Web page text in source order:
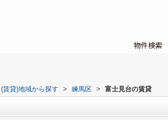
物件検索
(賃貸)地域から探す > 練馬区 > 富士見台の賃貸